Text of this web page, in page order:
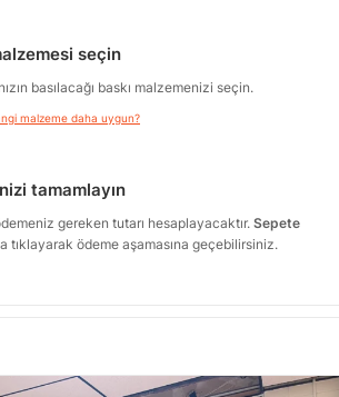
seçin
basılacağı baskı malzemenizi seçin.
malzeme daha uygun?
tamamlayın
gereken tutarı hesaplayacaktır. Sepete
tıklayarak ödeme aşamasına geçebilirsiniz.